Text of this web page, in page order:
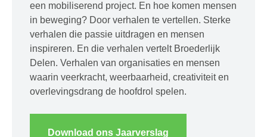
een mobiliserend project. En hoe komen mensen
in beweging? Door verhalen te vertellen. Sterke
verhalen die passie uitdragen en mensen
inspireren. En die verhalen vertelt Broederlijk
Delen. Verhalen van organisaties en mensen
waarin veerkracht, weerbaarheid, creativiteit en
overlevingsdrang de hoofdrol spelen.
Download ons Jaarverslag